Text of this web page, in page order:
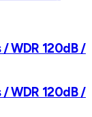
WDR 120dB /
WDR 120dB /